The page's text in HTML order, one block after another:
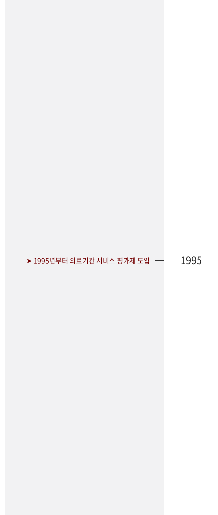
➤ 1995년부터 의료기관 서비스 평가제 도입 1995